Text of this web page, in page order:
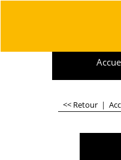
<< Retour |